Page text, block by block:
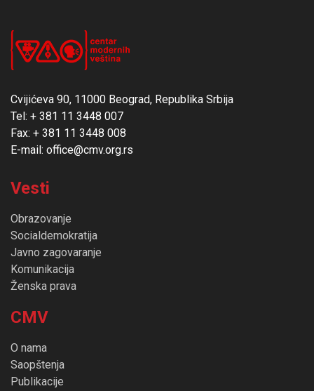
Cvijićeva 90, 11000 Beograd, Republika Srbija
Tel: + 381 11 3448 007
Fax: + 381 11 3448 008
E-mail: office@cmv.org.rs
Vesti
Obrazovanje
Socialdemokratija
Javno zagovaranje
Komunikacija
Ženska prava
CMV
O nama
Saopštenja
Publikacije